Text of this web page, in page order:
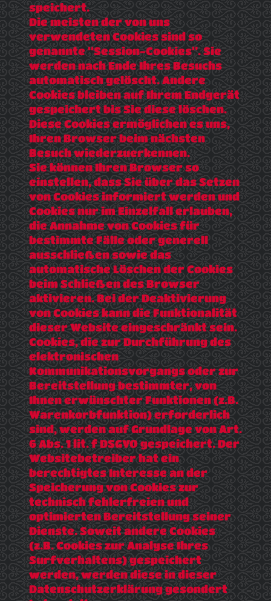
speichert.
Die meisten der von uns
verwendeten Cookies sind so
genannte “Session-Cookies”. Sie
werden nach Ende Ihres Besuchs
automatisch gelöscht. Andere
Cookies bleiben auf Ihrem Endgerät
gespeichert bis Sie diese löschen.
Diese Cookies ermöglichen es uns,
Ihren Browser beim nächsten
Besuch wiederzuerkennen.
Sie können Ihren Browser so
einstellen, dass Sie über das Setzen
von Cookies informiert werden und
Cookies nur im Einzelfall erlauben,
die Annahme von Cookies für
bestimmte Fälle oder generell
ausschließen sowie das
automatische Löschen der Cookies
beim Schließen des Browser
aktivieren. Bei der Deaktivierung
von Cookies kann die Funktionalität
dieser Website eingeschränkt sein.
Cookies, die zur Durchführung des
elektronischen
Kommunikationsvorgangs oder zur
Bereitstellung bestimmter, von
Ihnen erwünschter Funktionen (z.B.
Warenkorbfunktion) erforderlich
sind, werden auf Grundlage von Art.
6 Abs. 1 lit. f DSGVO gespeichert. Der
Websitebetreiber hat ein
berechtigtes Interesse an der
Speicherung von Cookies zur
technisch fehlerfreien und
optimierten Bereitstellung seiner
Dienste. Soweit andere Cookies
(z.B. Cookies zur Analyse Ihres
Surfverhaltens) gespeichert
werden, werden diese in dieser
Datenschutzerklärung gesondert